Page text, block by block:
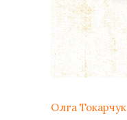
Олга Токарчук